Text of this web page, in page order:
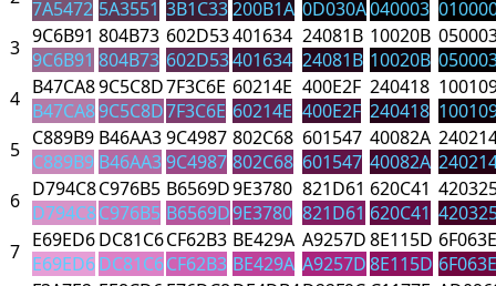
7A5472 5A3551 3B1C33200B1A 0D030A040003
3 9C6B91
9C6B91
804B73
804B73
602D53
602D53
401634
401634
24081B
24081B
10020B
10020B
4 B47CA8
B47CA8
9C5C8D
9C5C8D
7F3C6E
7F3C6E
60214E
60214E
400E2F
400E2F
240418
240418
5 C889B9
C889B9
B46AA3
B46AA3
9C4987
9C4987
802C68
802C68
601547
601547
40082A
40082A
6 D794C8
D794C8
C976B5
C976B5
B6569D
B6569D
9E3780
9E3780
821D61
821D61
620C41
620C41
7 E69ED6
E69ED6
DC81C6
DC81C6
CF62B3
CF62B3
BE429A
BE429A
A9257D
A9257D
8E115D
8E115D
6F063E
6F063E